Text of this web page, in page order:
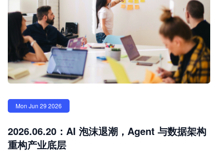
Mon Jun 29 2026
2026.06.20：AI 泡沫退潮，Agent 与数据架构
重构产业底层